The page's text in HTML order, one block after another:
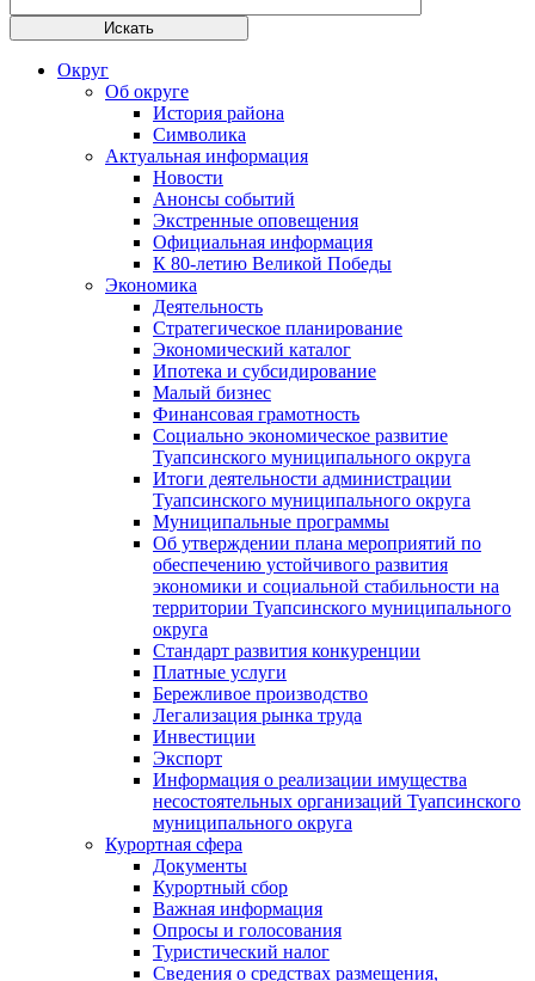
Округ
Об округе
История района
Символика
Актуальная информация
Новости
Анонсы событий
Экстренные оповещения
Официальная информация
К 80-летию Великой Победы
Экономика
Деятельность
Стратегическое планирование
Экономический каталог
Ипотека и субсидирование
Малый бизнес
Финансовая грамотность
Социально экономическое развитие
Туапсинского муниципального округа
Итоги деятельности администрации
Туапсинского муниципального округа
Муниципальные программы
Об утверждении плана мероприятий по
обеспечению устойчивого развития
экономики и социальной стабильности на
территории Туапсинского муниципального
округа
Стандарт развития конкуренции
Платные услуги
Бережливое производство
Легализация рынка труда
Инвестиции
Экспорт
Информация о реализации имущества
несостоятельных организаций Туапсинского
муниципального округа
Курортная сфера
Документы
Курортный сбор
Важная информация
Опросы и голосования
Туристический налог
Сведения о средствах размещения,